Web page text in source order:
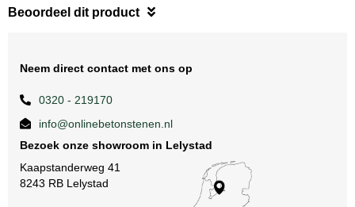
Beoordeel dit product
Neem direct contact met ons op
0320 - 219170
info@onlinebetonstenen.nl
Bezoek onze showroom in Lelystad
Kaapstanderweg 41
8243 RB Lelystad